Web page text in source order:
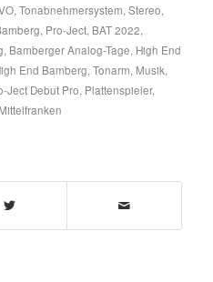
, Tonabnehmersystem, Stereo,
, Pro-Ject, BAT 2022,
, Bamberger Analog-Tage, High End
End Bamberg, Tonarm, Musik,
Ject Debut Pro, Plattenspieler,
Mittelfranken